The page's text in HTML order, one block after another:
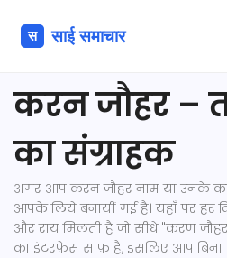
करन जौहर –
का संग्राहक
अगर आप करन जौहर नाम या उनके
आपके लिये बनायीं गई है। यहाँ पर हर
और राय मिलती है जो सीधे "करण
का इंटरफ़ेस साफ़ है, इसलिए आप